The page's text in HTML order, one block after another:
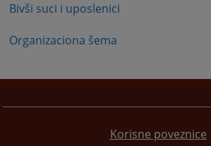
Bivši suci i uposlenici
Organizaciona šema
Korisne poveznice